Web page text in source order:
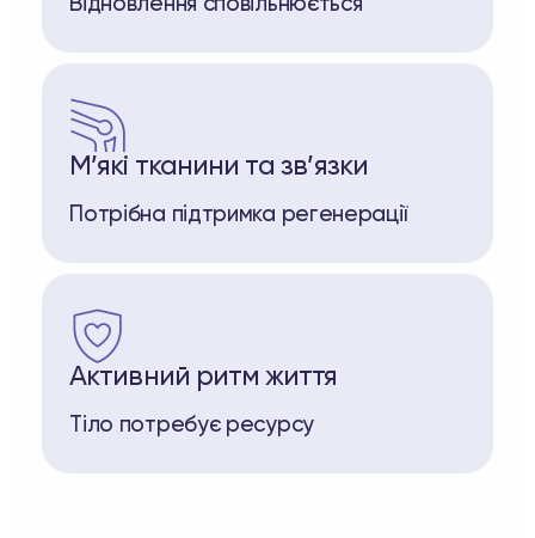
Відновлення сповільнюється
М’які тканини та зв’язки
Потрібна підтримка регенерації
Активний ритм життя
Тіло потребує ресурсу